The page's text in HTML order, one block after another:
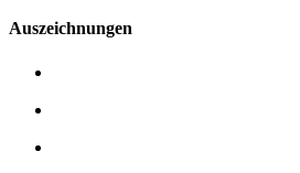
Auszeichnungen